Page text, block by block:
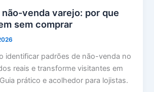
não-venda varejo: por que
sem comprar
identificar padrões de não-venda no
reais e transforme visitantes em
prático e acolhedor para lojistas.